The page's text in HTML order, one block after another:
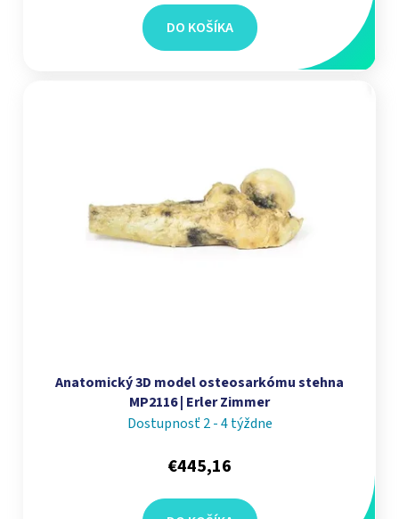
DO KOŠÍKA
Anatomický 3D model osteosarkómu stehna
MP2116 | Erler Zimmer
Dostupnosť 2 - 4 týždne
€445,16